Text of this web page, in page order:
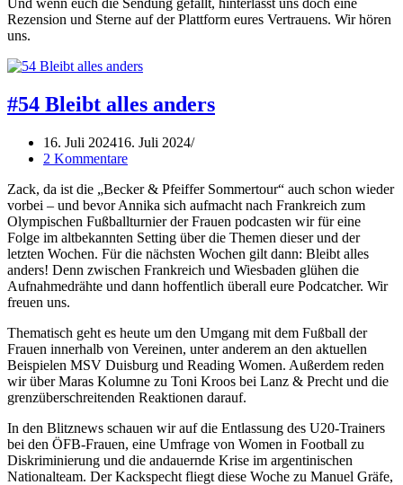
Und wenn euch die Sendung gefällt, hinterlasst uns doch eine
Rezension und Sterne auf der Plattform eures Vertrauens. Wir hören
uns.
#54 Bleibt alles anders
16. Juli 202416. Juli 2024
2 Kommentare
Zack, da ist die „Becker & Pfeiffer Sommertour“ auch schon wieder
vorbei – und bevor Annika sich aufmacht nach Frankreich zum
Olympischen Fußballturnier der Frauen podcasten wir für eine
Folge im altbekannten Setting über die Themen dieser und der
letzten Wochen. Für die nächsten Wochen gilt dann: Bleibt alles
anders! Denn zwischen Frankreich und Wiesbaden glühen die
Aufnahmedrähte und dann hoffentlich überall eure Podcatcher. Wir
freuen uns.
Thematisch geht es heute um den Umgang mit dem Fußball der
Frauen innerhalb von Vereinen, unter anderem an den aktuellen
Beispielen MSV Duisburg und Reading Women. Außerdem reden
wir über Maras Kolumne zu Toni Kroos bei Lanz & Precht und die
grenzüberschreitenden Reaktionen darauf.
In den Blitznews schauen wir auf die Entlassung des U20-Trainers
bei den ÖFB-Frauen, eine Umfrage von Women in Football zu
Diskriminierung und die andauernde Krise im argentinischen
Nationalteam. Der Kackspecht fliegt diese Woche zu Manuel Gräfe,